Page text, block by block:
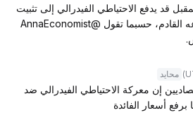
قد يدفع الاحتياطي الفيدرالي إلى تثبيت
أسعار الفائدة في اجتماعه القادم، حسبما تقول @AnnaEconomist
محايد
إن معركة الاحتياطي الفيدرالي ضد
برفع أسعار الفائدة